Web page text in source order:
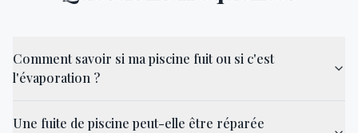
Comment savoir si ma piscine fuit ou si c'est
l'évaporation ?
Une fuite de piscine peut-elle être réparée